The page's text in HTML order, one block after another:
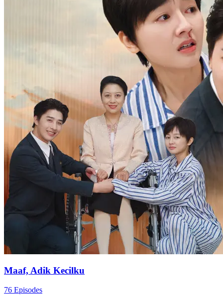
Maaf, Adik Kecilku
76 Episodes